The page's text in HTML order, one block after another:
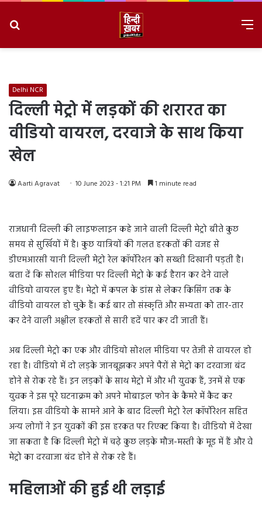
Delhi NCR
दिल्ली मेट्रो में लड़कों की शरारत का
वीडियो वायरल, दरवाजे के साथ किया
खेल
Aarti Agravat 10 June 2023 - 1:21 PM 1 minute read
राजधानी दिल्ली की लाइफलाइन कहे जाने वाली दिल्ली मेट्रो बीते कुछ
समय से सुर्खियों में है। कुछ यात्रियों की गलत हरकतों की वजह से
डीएमआरसी यानी दिल्ली मेट्रो रेल कॉर्पोरेशन को सख्ती दिखानी पड़ती है।
बता दें कि सोशल मीडिया पर दिल्ली मेट्रो के कई हैरान कर देने वाले
वीडियो वायरल हुए हैं। मेट्रो में कपल के डांस से लेकर किसिंग तक के
वीडियो वायरल हो चुके हैं। कई बार तो संस्कृति और सभ्यता को तार-तार
कर देने वाली अश्लील हरकतों से सारी हदें पार कर दी जाती हैं।
अब दिल्ली मेट्रो का एक और वीडियो सोशल मीडिया पर तेजी से वायरल हो
रहा है। वीडियो में दो लड़के जानबूझकर अपने पैरों से मेट्रो का दरवाजा बंद
होने से रोक रहे हैं। इन लड़कों के साथ मेट्रो में और भी युवक हैं, उनमें से एक
युवक ने इस पूरे घटनाक्रम को अपने मोबाइल फोन के कैमरे में कैद कर
लिया। इस वीडियो के सामने आने के बाद दिल्ली मेट्रो रेल कॉर्पोरेशन सहित
अन्य लोगों ने इन युवकों की इस हरकत पर रिएक्ट किया है। वीडियो में देखा
जा सकता है कि दिल्ली मेट्रो में चढ़े कुछ लड़के मौज-मस्ती के मूड में हैं और वे
मेट्रो का दरवाजा बंद होने से रोक रहे हैं।
महिलाओं की हुई थी लड़ाई